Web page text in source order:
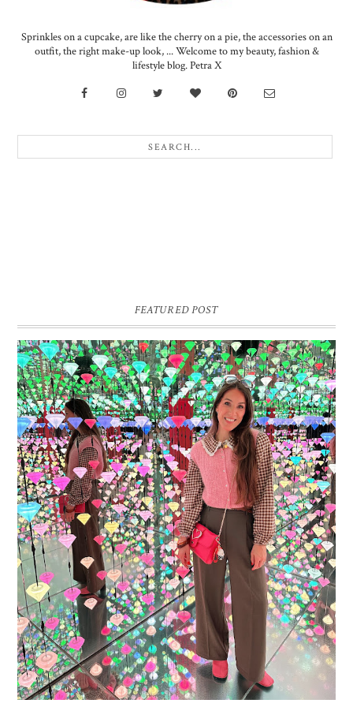
Sprinkles on a cupcake, are like the cherry on a pie, the accessories on an
outfit, the right make-up look, ... Welcome to my beauty, fashion &
lifestyle blog. Petra X
FEATURED POST
16 JAAR SPRINKLES ON A CUPCAKE
Vandaag is het weer zo’n moment waarop ik even bewust op de
pauzeknop duw, want Sprinkles on a Cupcake bestaat 16 jaar. Zestien.
Dat blijft ...